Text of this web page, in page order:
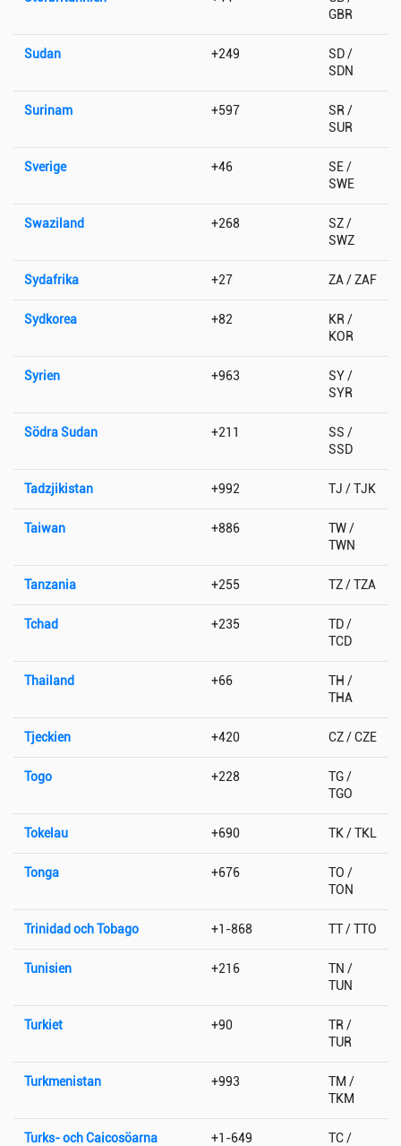
GBR
Sudan +249
SD /
SDN
Surinam +597
SR /
SUR
Sverige +46
SE /
SWE
Swaziland +268
SZ /
SWZ
Sydafrika +27 ZA / ZAF
Sydkorea +82
KR /
KOR
Syrien +963
SY /
SYR
Södra Sudan +211
SS /
SSD
Tadzjikistan +992 TJ / TJK
Taiwan +886
TW /
TWN
Tanzania +255 TZ / TZA
Tchad +235
TD /
TCD
Thailand +66
TH /
THA
Tjeckien +420 CZ / CZE
Togo +228
TG /
TGO
Tokelau +690 TK / TKL
Tonga +676
TO /
TON
Trinidad och Tobago +1-868 TT / TTO
Tunisien +216
TN /
TUN
Turkiet +90
TR /
TUR
Turkmenistan +993
TM /
TKM
Turks- och Caicosöarna +1-649
TC /